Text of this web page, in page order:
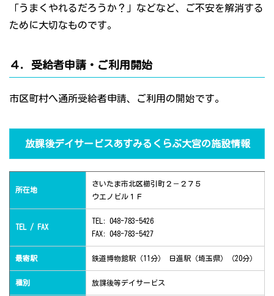
「うまくやれるだろうか？」などなど、ご不安を解消する
ために大切なものです。
４．受給者申請・ご利用開始
市区町村へ通所受給者申請、ご利用の開始です。
放課後デイサービスあすみるくらぶ大宮の施設情報
所在地
さいたま市北区櫛引町２－２７５
ウエノビル１Ｆ
TEL / FAX
TEL: 048-783-5426
FAX: 048-783-5427
最寄駅 鉄道博物館駅（11分） 日進駅（埼玉県）（20分）
種別 放課後等デイサービス